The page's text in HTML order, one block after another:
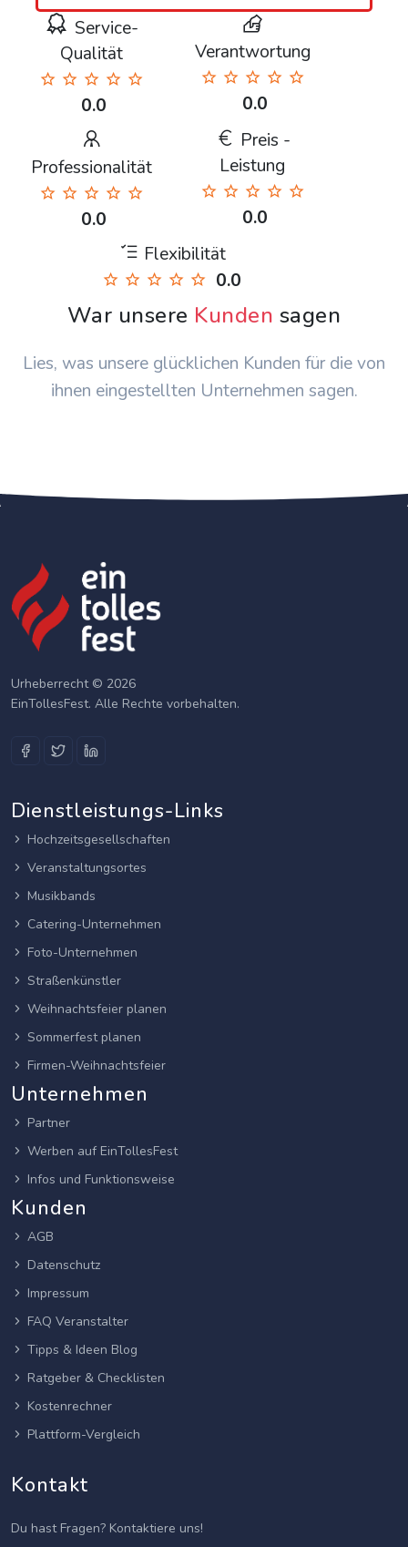
Service-
Qualität
0.0
Verantwortung
0.0
Professionalität
0.0
Preis -
Leistung
0.0
Flexibilität
0.0
War unsere Kunden sagen
Lies, was unsere glücklichen Kunden für die von
ihnen eingestellten Unternehmen sagen.
Urheberrecht © 2026
EinTollesFest. Alle Rechte vorbehalten.
Dienstleistungs-Links
Hochzeitsgesellschaften
Veranstaltungsortes
Musikbands
Catering-Unternehmen
Foto-Unternehmen
Straßenkünstler
Weihnachtsfeier planen
Sommerfest planen
Firmen-Weihnachtsfeier
Unternehmen
Partner
Werben auf EinTollesFest
Infos und Funktionsweise
Kunden
AGB
Datenschutz
Impressum
FAQ Veranstalter
Tipps & Ideen Blog
Ratgeber & Checklisten
Kostenrechner
Plattform-Vergleich
Kontakt
Du hast Fragen? Kontaktiere uns!